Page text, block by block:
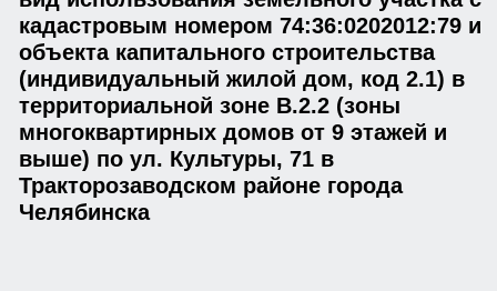
кадастровым номером 74:36:0202012:79 и
объекта капитального строительства
(индивидуальный жилой дом, код 2.1) в
территориальной зоне В.2.2 (зоны
многоквартирных домов от 9 этажей и
выше) по ул. Культуры, 71 в
Тракторозаводском районе города
Челябинска